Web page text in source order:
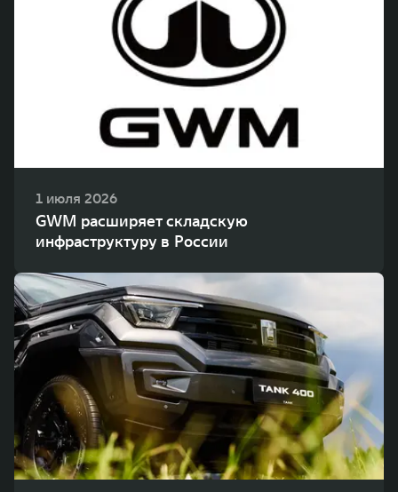
1 июля 2026
GWM расширяет складскую
инфраструктуру в России